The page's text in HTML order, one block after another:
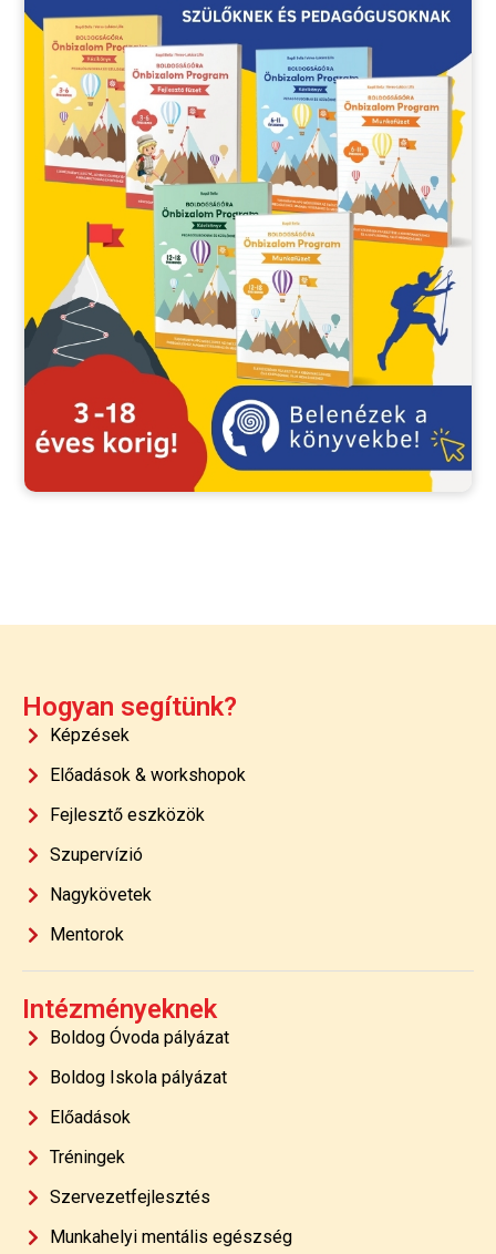
Hogyan segítünk?
Képzések
Előadások & workshopok
Fejlesztő eszközök
Szupervízió
Nagykövetek
Mentorok
Intézményeknek
Boldog Óvoda pályázat
Boldog Iskola pályázat
Előadások
Tréningek
Szervezetfejlesztés
Munkahelyi mentális egészség